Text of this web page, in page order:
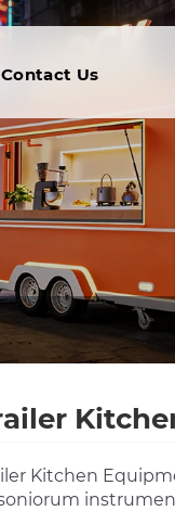
Contact Us
Kitchen